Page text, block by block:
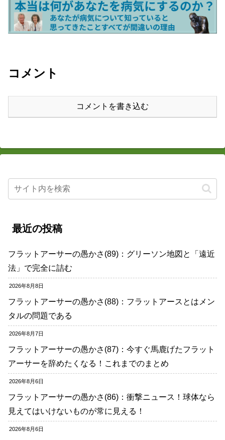
コメント
コメントを書き込む
最近の投稿
フラットアーサーの愚かさ(89)：グリーソン地図と「遠近
法」で完全に詰む
2026年8月8日
フラットアーサーの愚かさ(88)：フラットアースとはメン
タルの問題である
2026年8月7日
フラットアーサーの愚かさ(87)：今すぐ馬鹿げたフラット
アーサーを辞めたくなる！これまでのまとめ
2026年8月6日
フラットアーサーの愚かさ(86)：衝撃ニュース！球体なら
見えてはいけないものが常に見える！
2026年8月6日